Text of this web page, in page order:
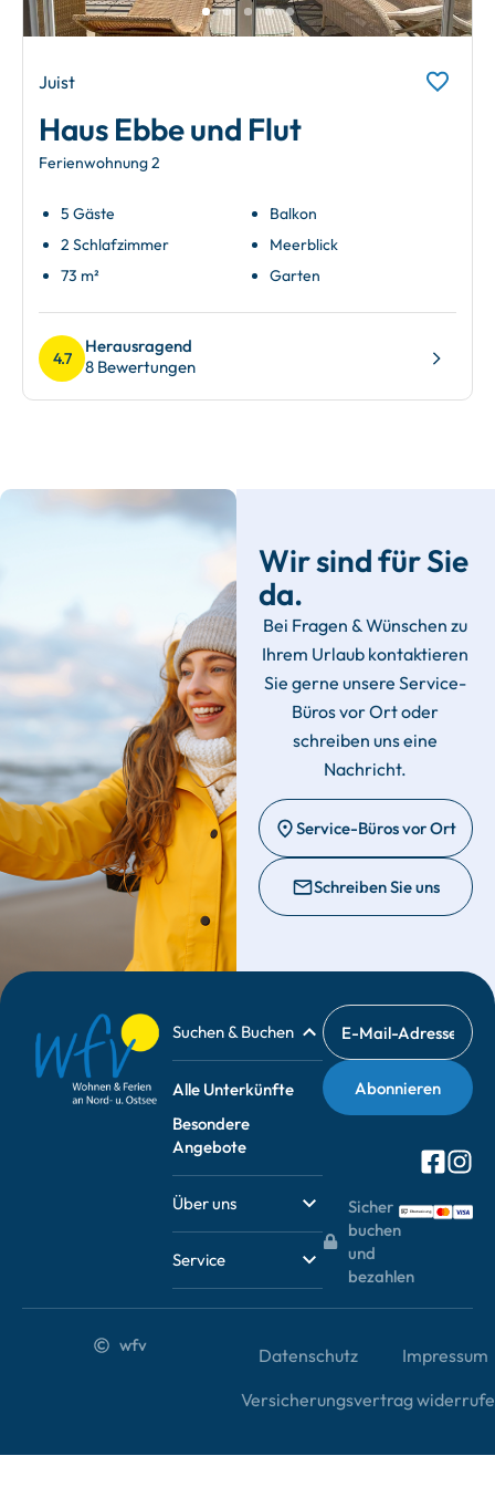
Juist
Haus Ebbe und Flut
Ferienwohnung 2
5 Gäste
2 Schlafzimmer
73 m²
Balkon
Meerblick
Garten
4.7
Herausragend
8 Bewertungen
Wir sind für Sie
da.
Bei Fragen & Wünschen zu
Ihrem Urlaub kontaktieren
Sie gerne unsere Service-
Büros vor Ort oder
schreiben uns eine
Nachricht.
Service-Büros vor Ort
Schreiben Sie uns
Suchen & Buchen
Alle Unterkünfte
Besondere
Angebote
Über uns
Service
Sicher
buchen
und
bezahlen
wfv Datenschutz
Impressum
Versicherungsvertrag